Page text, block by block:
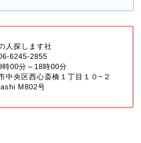
人探します社
6245-2855
時00分～18時00分
中央区西心斎橋１丁目１０−２
M802号